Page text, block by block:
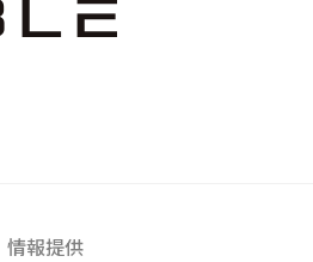
情報提供